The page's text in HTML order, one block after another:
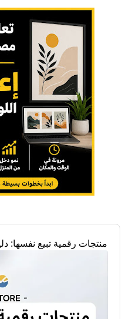
منتجات رقمية تبيع نفسها: